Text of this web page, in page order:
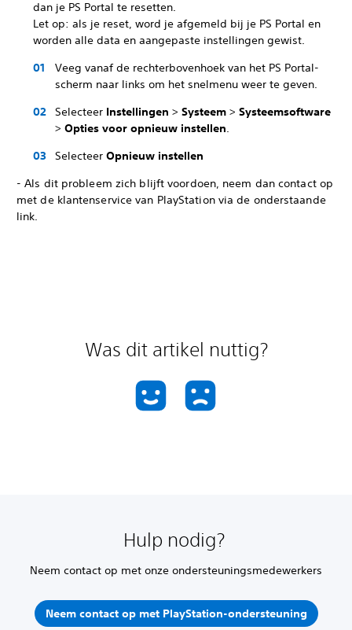
dan je PS Portal te resetten.
Let op: als je reset, word je afgemeld bij je PS Portal en
worden alle data en aangepaste instellingen gewist.
Veeg vanaf de rechterbovenhoek van het PS Portal-
scherm naar links om het snelmenu weer te geven.
Selecteer Instellingen > Systeem > Systeemsoftware
> Opties voor opnieuw instellen.
Selecteer Opnieuw instellen
- Als dit probleem zich blijft voordoen, neem dan contact op
met de klantenservice van PlayStation via de onderstaande
link.
Was dit artikel nuttig?
Hulp nodig?
Neem contact op met onze ondersteuningsmedewerkers
Neem contact op met PlayStation-ondersteuning